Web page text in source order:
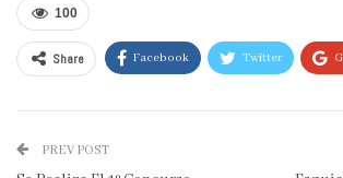
100
Share Facebook Twitter
PREV POST